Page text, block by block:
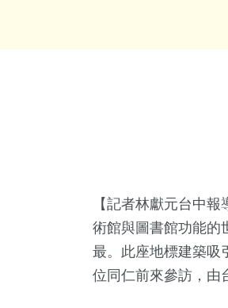
【記者林獻元台中
術館與圖書館功能的
最。此座地標建築吸
位同仁前來參訪，由